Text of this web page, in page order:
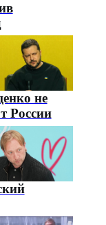
не
России